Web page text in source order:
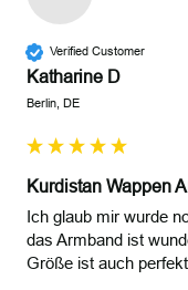
Verified Customer
Katharine D
Berlin, DE
Kurdistan Wappen
Ich glaub mir wurde
das Armband ist
Größe ist auch